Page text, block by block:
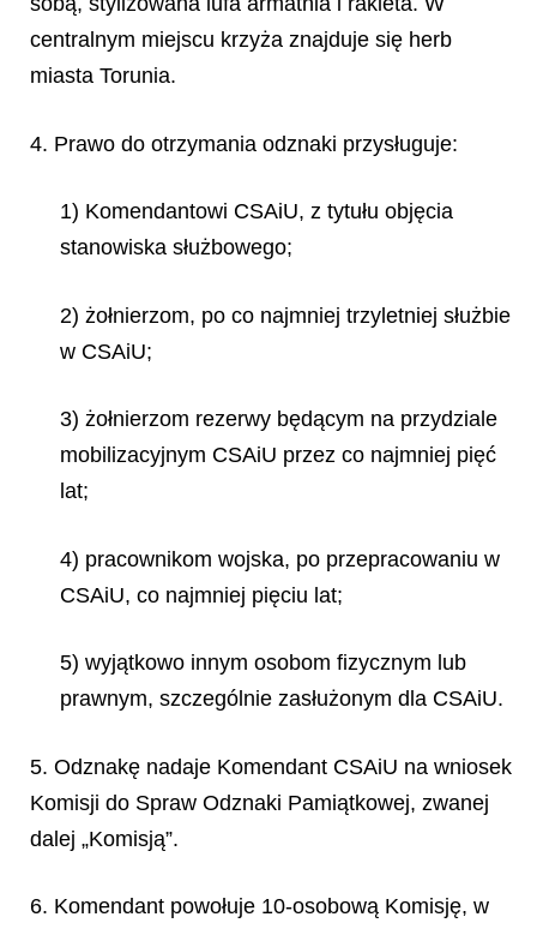
centralnym miejscu krzyża znajduje się herb
miasta Torunia.
4. Prawo do otrzymania odznaki przysługuje:
1) Komendantowi CSAiU, z tytułu objęcia
stanowiska służbowego;
2) żołnierzom, po co najmniej trzyletniej służbie
w CSAiU;
3) żołnierzom rezerwy będącym na przydziale
mobilizacyjnym CSAiU przez co najmniej pięć
lat;
4) pracownikom wojska, po przepracowaniu w
CSAiU, co najmniej pięciu lat;
5) wyjątkowo innym osobom fizycznym lub
prawnym, szczególnie zasłużonym dla CSAiU.
5. Odznakę nadaje Komendant CSAiU na wniosek
Komisji do Spraw Odznaki Pamiątkowej, zwanej
dalej „Komisją”.
6. Komendant powołuje 10-osobową Komisję, w